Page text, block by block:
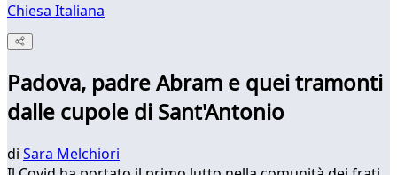
Chiesa Italiana
Padova, padre Abram e quei tramonti
dalle cupole di Sant'Antonio
di Sara Melchiori